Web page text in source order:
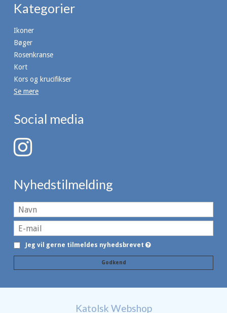
Kategorier
Ikoner
Bøger
Rosenkranse
Kort
Kors og krucifikser
Se mere
Social media
Nyhedstilmelding
Jeg vil gerne tilmeldes nyhedsbrevet
Godkend
Katolsk Webshop